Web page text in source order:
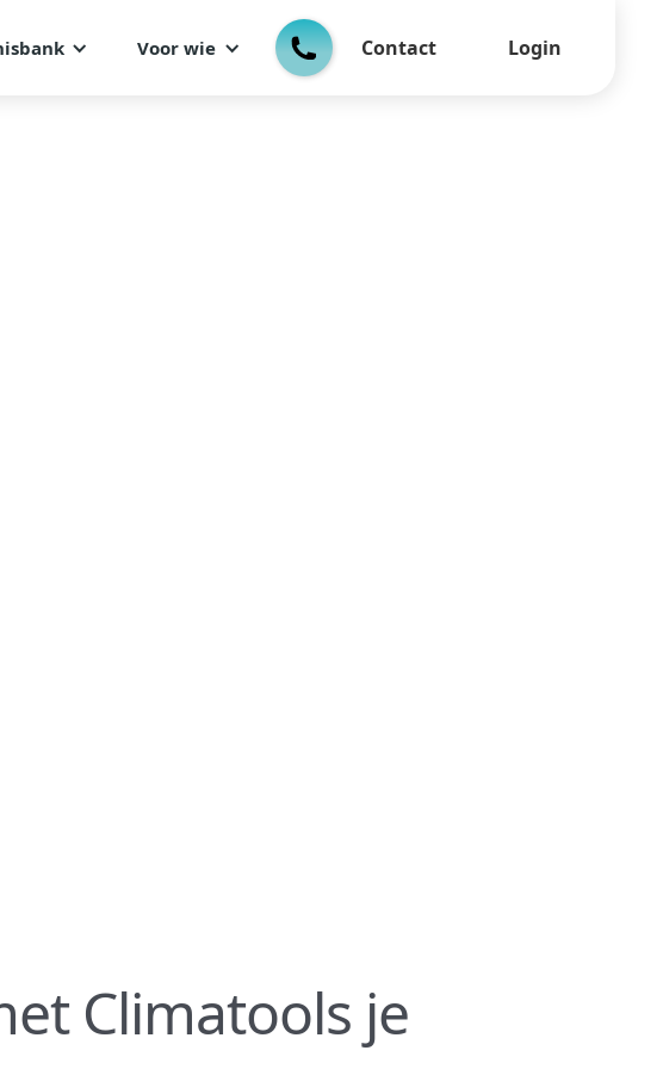
Voor wie Contact Login
Climatools je